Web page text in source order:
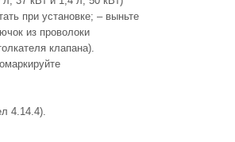
при установке; – выньте
из проволоки
клапана).
4.14.4).